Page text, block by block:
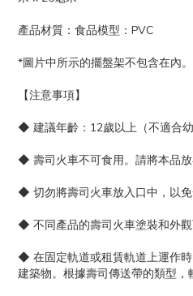
產品材質：食品模型：PVC
*圖片中所示的擺盤架不包含在內。
【注意事項】
◆ 建議年齡：12歲以上（不適合幼
◆ 壽司火車不可食用。請將本品放
◆ 切勿將壽司火車放入口中，以免
◆ 不同產品的壽司火車塗裝和外觀
◆ 在固定軌道或租賃軌道上運作
建築物。根據壽司傳送帶的類型，